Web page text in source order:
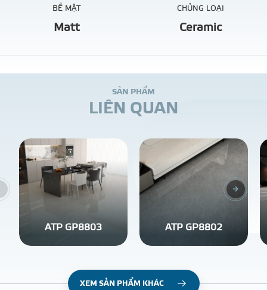
BỀ MẶT
Matt
CHỦNG LOẠI
Ceramic
SẢN PHẨM
LIÊN QUAN
ATP GP8803 ATP GP8802
XEM SẢN PHẨM KHÁC